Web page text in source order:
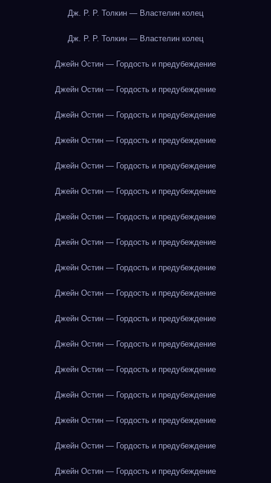
Дж. Р. Р. Толкин — Властелин колец
Дж. Р. Р. Толкин — Властелин колец
Джейн Остин — Гордость и предубеждение
Джейн Остин — Гордость и предубеждение
Джейн Остин — Гордость и предубеждение
Джейн Остин — Гордость и предубеждение
Джейн Остин — Гордость и предубеждение
Джейн Остин — Гордость и предубеждение
Джейн Остин — Гордость и предубеждение
Джейн Остин — Гордость и предубеждение
Джейн Остин — Гордость и предубеждение
Джейн Остин — Гордость и предубеждение
Джейн Остин — Гордость и предубеждение
Джейн Остин — Гордость и предубеждение
Джейн Остин — Гордость и предубеждение
Джейн Остин — Гордость и предубеждение
Джейн Остин — Гордость и предубеждение
Джейн Остин — Гордость и предубеждение
Джейн Остин — Гордость и предубеждение